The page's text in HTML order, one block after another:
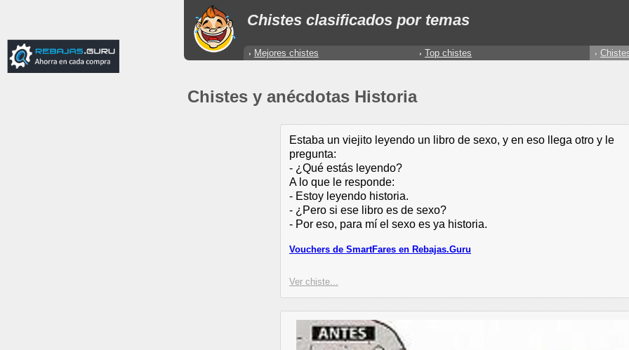
Chistes clasificados por temas
Mejores chistes Top chistes
Chistes y anécdotas Historia
Estaba un viejito leyendo un libro de sexo, y en eso llega otro y le
pregunta:
- ¿Qué estás leyendo?
A lo que le responde:
- Estoy leyendo historia.
- ¿Pero si ese libro es de sexo?
- Por eso, para mí el sexo es ya historia.
Vouchers de SmartFares en Rebajas.Guru
Ver chiste...